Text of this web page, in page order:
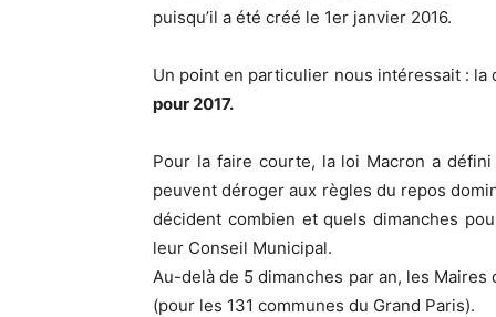
puisqu’il a été créé le 1er janvier 2016.
Un point en particulier nous intéressait :
pour 2017.
Pour la faire courte, la loi Macron a
peuvent déroger aux règles du repos
décident combien et quels dimanches
leur Conseil Municipal.
Au-delà de 5 dimanches par an, les
(pour les 131 communes du Grand Paris).